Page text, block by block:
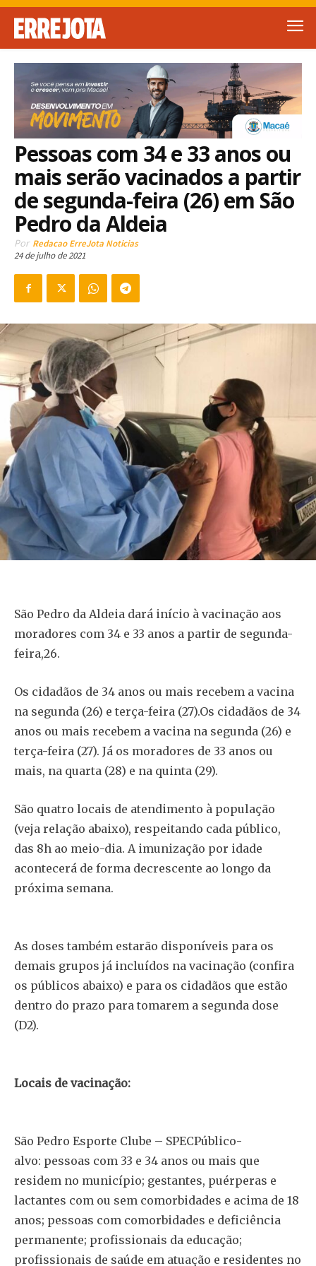
Pessoas com 34 e 33 anos ou
mais serão vacinados a partir
de segunda-feira (26) em São
Pedro da Aldeia
Por Redacao ErreJota Noticias
24 de julho de 2021
São Pedro da Aldeia dará início à vacinação aos
moradores com 34 e 33 anos a partir de segunda-
feira,26.
Os cidadãos de 34 anos ou mais recebem a vacina
na segunda (26) e terça-feira (27).Os cidadãos de 34
anos ou mais recebem a vacina na segunda (26) e
terça-feira (27). Já os moradores de 33 anos ou
mais, na quarta (28) e na quinta (29).
São quatro locais de atendimento à população
(veja relação abaixo), respeitando cada público,
das 8h ao meio-dia. A imunização por idade
acontecerá de forma decrescente ao longo da
próxima semana.
As doses também estarão disponíveis para os
demais grupos já incluídos na vacinação (confira
os públicos abaixo) e para os cidadãos que estão
dentro do prazo para tomarem a segunda dose
(D2).
Locais de vacinação:
São Pedro Esporte Clube – SPECPúblico-
alvo: pessoas com 33 e 34 anos ou mais que
residem no município; gestantes, puérperas e
lactantes com ou sem comorbidades e acima de 18
anos; pessoas com comorbidades e deficiência
permanente; profissionais da educação;
profissionais de saúde em atuação e residentes no